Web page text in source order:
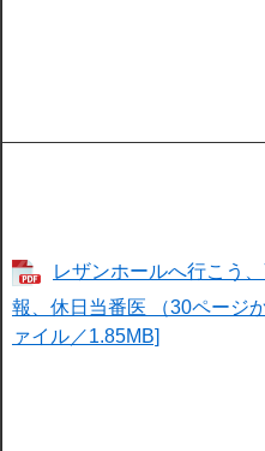
レザンホールへ行こう
報、休日当番医 （30ページ
ァイル／1.85MB]